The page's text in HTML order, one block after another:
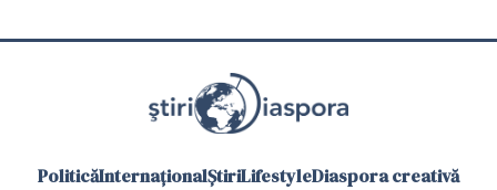
PoliticăInternaționalȘtiriLifestyleDiaspora creativă